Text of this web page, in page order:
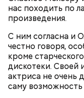
нас походить по
произведения.
С ним согласна и
честно говоря,
кроме
дискотеки. Своей
актриса не очень
саму